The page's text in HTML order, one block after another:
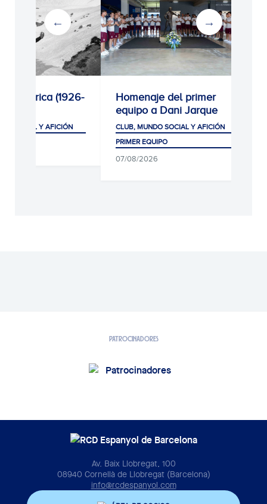
América (1926-
SOCIAL Y AFICIÓN
Homenaje del primer
equipo a Dani Jarque
CLUB, MUNDO SOCIAL Y AFICIÓN
PRIMER EQUIPO
07/08/2026
PATROCINADORES
Av. Baix Llobregat, 100
08940 Cornellà de Llobregat (Barcelona)
info@rcdespanyol.com